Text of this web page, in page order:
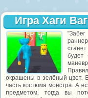
Игра Хаги
будет
окрашены в зелёный цвет.
часть костюма монстра. А
предметом, тогда вы